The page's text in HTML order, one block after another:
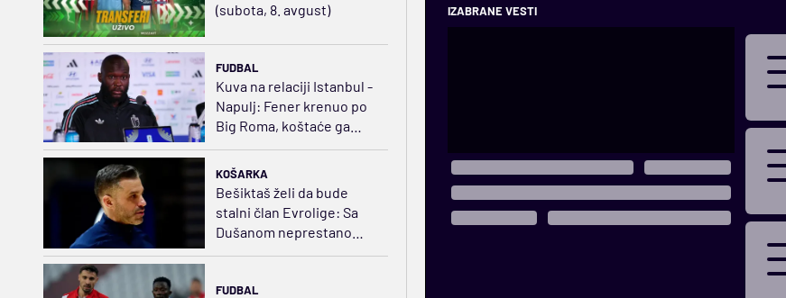
(subota, 8. avgust)
FUDBAL
Kuva na relaciji Istanbul -
Napulj: Fener krenuo po
Big Roma, koštaće ga
35.000.000 evra
KOŠARKA
Bešiktaš želi da bude
stalni član Evrolige: Sa
Dušanom neprestano
FUDBAL
IZABRANE VESTI